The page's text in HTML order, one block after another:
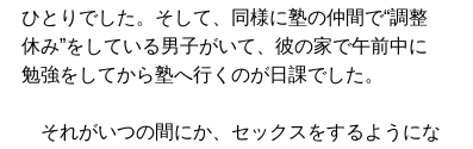
ひとりでした。そして、同様に塾の仲間で“調整
休み”をしている男子がいて、彼の家で午前中に
勉強をしてから塾へ行くのが日課でした。
それがいつの間にか、セックスをするようにな